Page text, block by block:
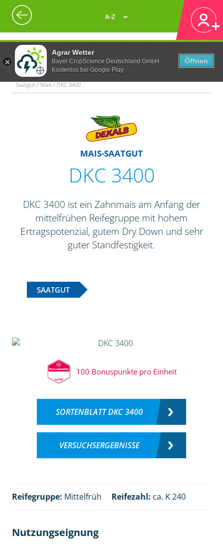
Agrar Wetter
Bayer CropScience Deutschland GmbH
Kostenlos bei Google Play
Öffnen
A-Z
Saatgut / Mais / DKC 3400
MAIS-SAATGUT
DKC 3400
DKC 3400 ist ein Zahnmais am Anfang der
mittelfrühen Reifegruppe mit hohem
Ertragspotenzial, gutem Dry Down und sehr
guter Standfestigkeit.
SAATGUT
100 Bonuspunkte pro Einheit
SORTENBLATT DKC 3400
VERSUCHSERGEBNISSE
Reifegruppe: Mittelfrüh Reifezahl: ca. K 240
Nutzungseignung